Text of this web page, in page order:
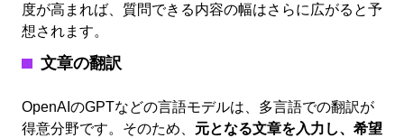
度が高まれば、質問できる内容の幅はさらに広がると予
想されます。
文章の翻訳
OpenAIのGPTなどの言語モデルは、多言語での翻訳が
得意分野です。そのため、 元となる文章を入力し、希望